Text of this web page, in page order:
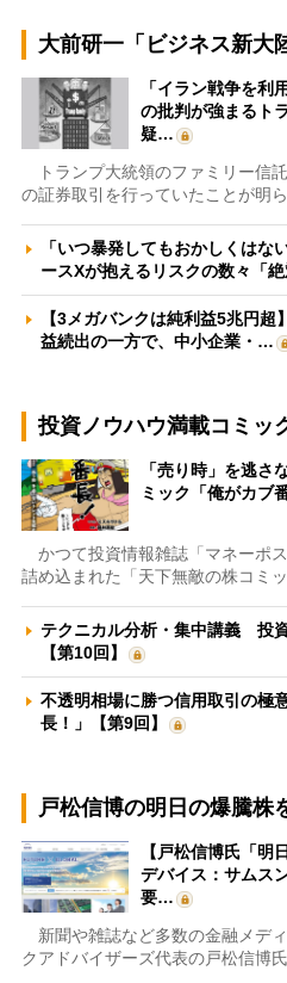
大前研一「ビジネス新大
「イラン戦争を利
の批判が強まるト
疑…
トランプ大統領のファミリー信
の証券取引を行っていたことが明
「いつ暴発してもおかしくはな
ースXが抱えるリスクの数々「
【3メガバンクは純利益5兆円
益続出の一方で、中小企業・…
投資ノウハウ満載コミッ
「売り時」を逃
ミック「俺がカブ
かつて投資情報雑誌「マネーポ
詰め込まれた「天下無敵の株コミ
テクニカル分析・集中講義 投
【第10回】
不透明相場に勝つ信用取引の
長！」【第9回】
戸松信博の明日の爆騰株
【戸松信博氏「明
デバイス：サムス
要…
新聞や雑誌など多数の金融メデ
クアドバイザーズ代表の戸松信博